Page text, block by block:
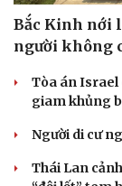
Bắc Kinh nới
người không
Tòa án Israel
giam khủng
Người di cư
Thái Lan